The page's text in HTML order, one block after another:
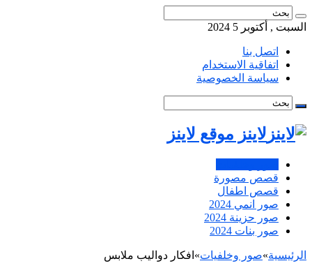
السبت , أكتوبر 5 2024
اتصل بنا
اتفاقية الاستخدام
سياسة الخصوصية
لاينز موقع لاينز
قصص مصورة
قصص اطفال
صور انمي 2024
صور حزينة 2024
صور بنات 2024
الرئيسية»صور وخلفيات» افكار دواليب ملابس